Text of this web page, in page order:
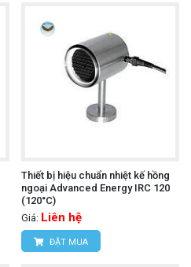
Thiết bị hiệu chuẩn nhiệt kế hồng
ngoại Advanced Energy IRC 120
(120°C)
Giá: Liên hệ
ĐẶT MUA